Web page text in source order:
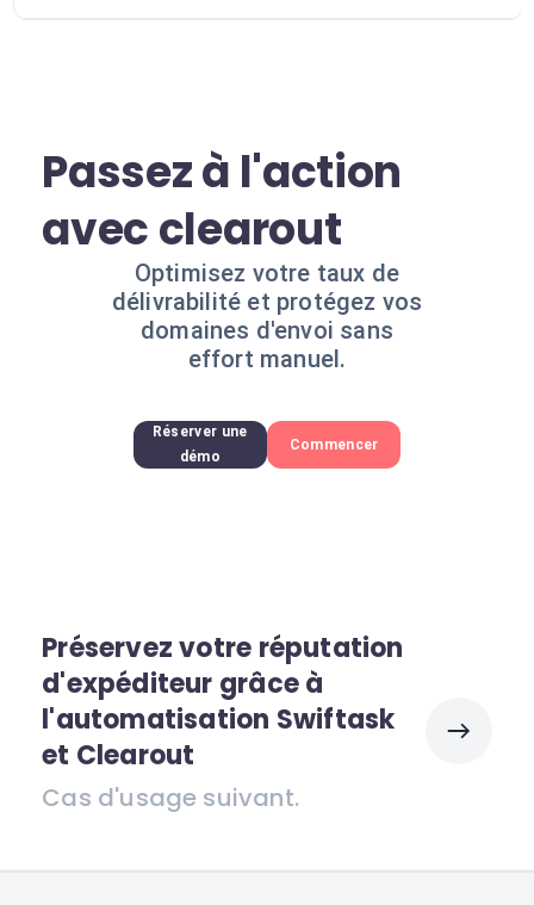
Passez à l'action
avec clearout
Optimisez votre taux de
délivrabilité et protégez vos
domaines d'envoi sans
effort manuel.
Réserver une
démo
Commencer
Préservez votre réputation
d'expéditeur grâce à
l'automatisation Swiftask
et Clearout
Cas d'usage suivant.